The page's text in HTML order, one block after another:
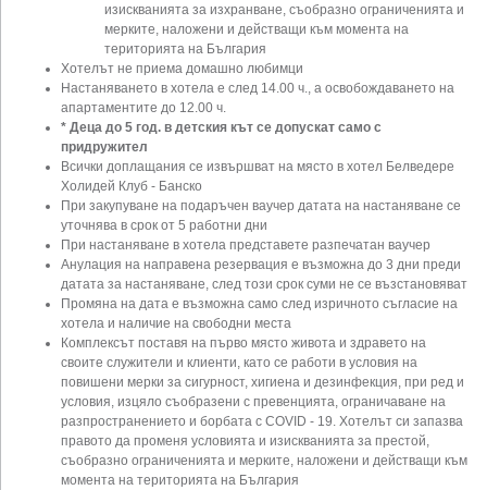
изискванията за изхранване, съобразно ограниченията и
мерките, наложени и действащи към момента на
територията на България
Хотелът не приема домашно любимци
Настаняването в хотела е след 14.00 ч., а освобождаването на
апартаментите до 12.00 ч.
* Деца до 5 год. в детския кът се допускат само с
придружител
Всички доплащания се извършват на място в хотел Белведере
Холидей Клуб - Банско
При закупуване на подаръчен ваучер датата на настаняване се
уточнява в срок от 5 работни дни
При настаняване в хотела представете разпечатан ваучер
Анулация на направена резервация е възможна до 3 дни преди
датата за настаняване, след този срок суми не се възстановяват
Промяна на дата е възможна само след изричното съгласие на
хотела и наличие на свободни места
Комплексът поставя на първо място живота и здравето на
своите служители и клиенти, като се работи в условия на
повишени мерки за сигурност, хигиена и дезинфекция, при ред и
условия, изцяло съобразени с превенцията, ограничаване на
разпространението и борбата с COVID - 19. Хотелът си запазва
правото да променя условията и изискванията за престой,
съобразно ограниченията и мерките, наложени и действащи към
момента на територията на България